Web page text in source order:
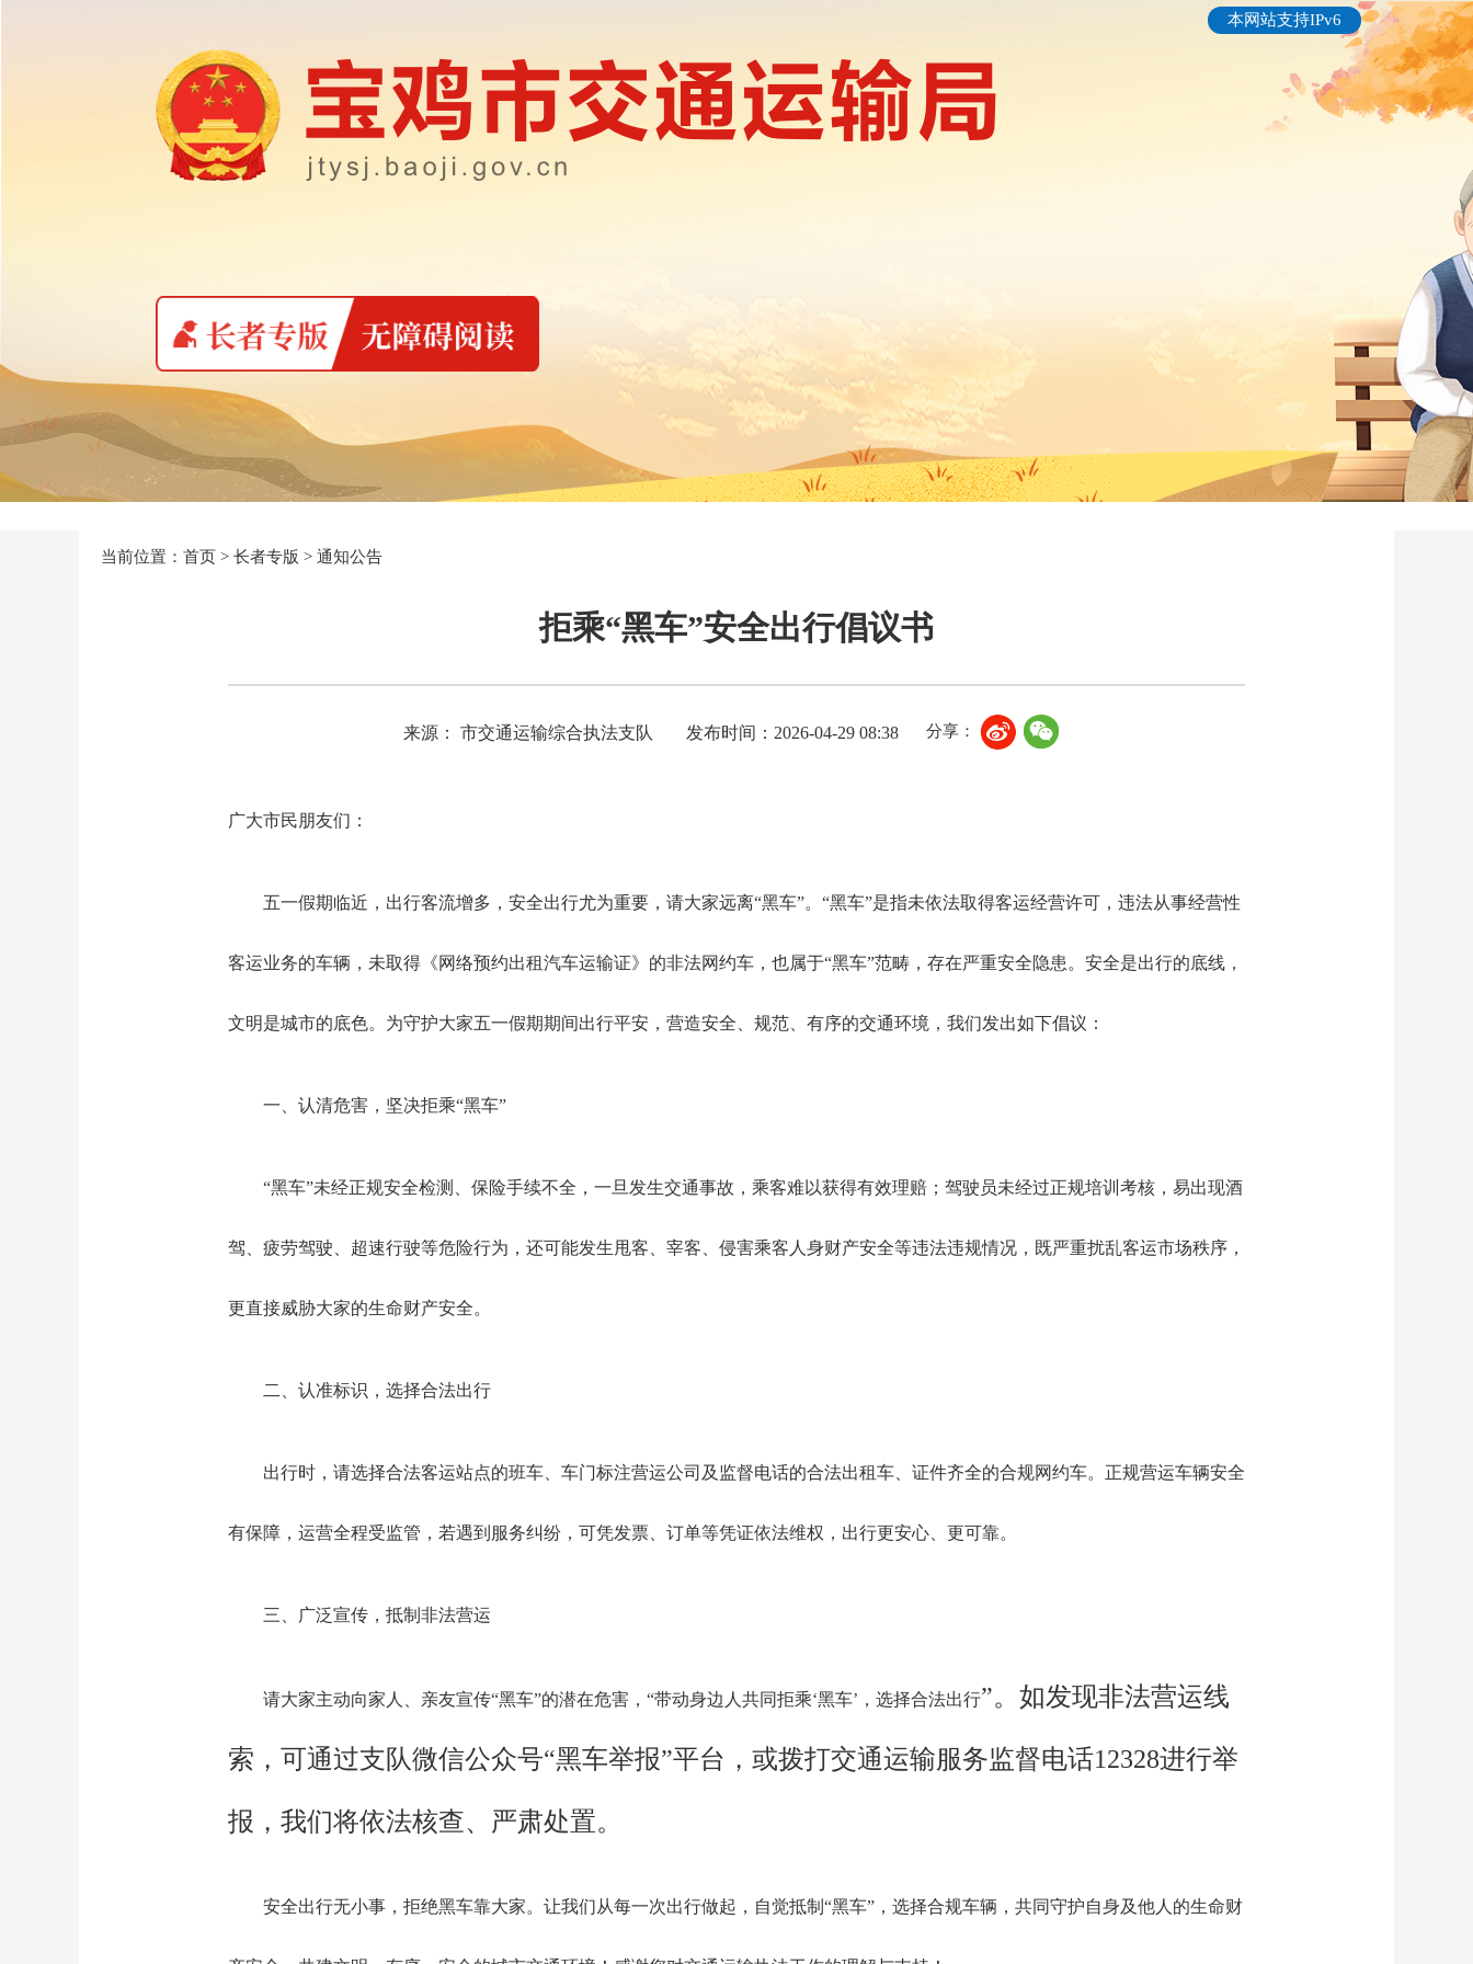
本网站支持IPv6
当前位置： 首页 > 长者专版 > 通知公告
拒乘“黑车”安全出行倡议书
来源： 市交通运输综合执法支队 发布时间：2026-04-29 08:38 分享：
广大市民朋友们：
五一假期临近，出行客流增多，安全出行尤为重要，请大家远离“黑车”。“黑车”是指未依法取得客运经营许可，违法从事经营性
客运业务的车辆，未取得《网络预约出租汽车运输证》的非法网约车，也属于“黑车”范畴，存在严重安全隐患。安全是出行的底线，
文明是城市的底色。为守护大家五一假期期间出行平安，营造安全、规范、有序的交通环境，我们发出如下倡议：
一、认清危害，坚决拒乘“黑车”
“黑车”未经正规安全检测、保险手续不全，一旦发生交通事故，乘客难以获得有效理赔；驾驶员未经过正规培训考核，易出现酒
驾、疲劳驾驶、超速行驶等危险行为，还可能发生甩客、宰客、侵害乘客人身财产安全等违法违规情况，既严重扰乱客运市场秩序，
更直接威胁大家的生命财产安全。
二、认准标识，选择合法出行
出行时，请选择合法客运站点的班车、车门标注营运公司及监督电话的合法出租车、证件齐全的合规网约车。正规营运车辆安全
有保障，运营全程受监管，若遇到服务纠纷，可凭发票、订单等凭证依法维权，出行更安心、更可靠。
三、广泛宣传，抵制非法营运
请大家主动向家人、亲友宣传“黑车”的潜在危害，“带动身边人共同拒乘‘黑车’，选择合法出行”。如发现非法营运线
索，可通过支队微信公众号“黑车举报”平台，或拨打交通运输服务监督电话12328进行举
报，我们将依法核查、严肃处置。
安全出行无小事，拒绝黑车靠大家。让我们从每一次出行做起，自觉抵制“黑车”，选择合规车辆，共同守护自身及他人的生命财